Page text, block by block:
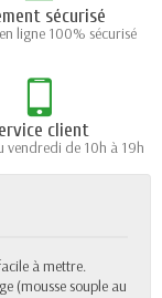
sécurisé
ligne 100% sécurisé
client
vendredi de 10h à 19h
à mettre.
(mousse souple au